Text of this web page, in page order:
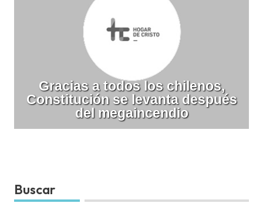
Gracias a todos los chilenos,
Constitución se levanta después
del megaincendio
Buscar